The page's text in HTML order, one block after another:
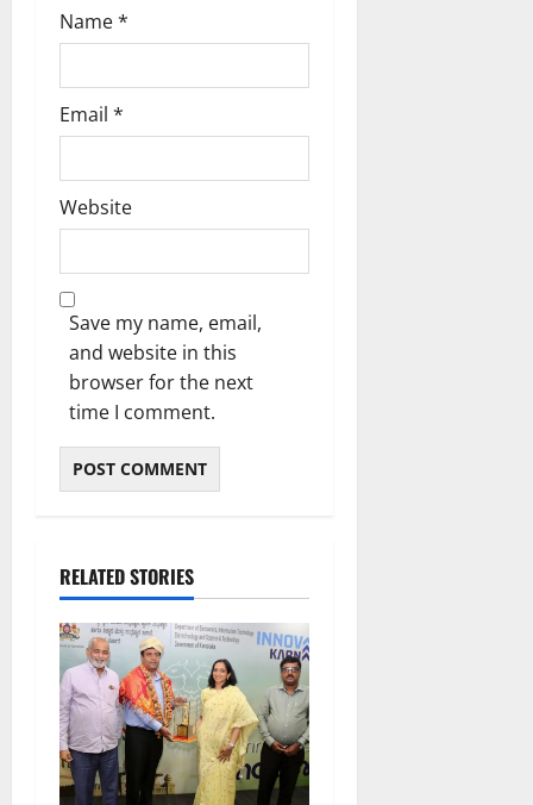
Name*
Email *
Website
Save my name, email,
and website in this
browser for the next
time I comment.
RELATED STORIES